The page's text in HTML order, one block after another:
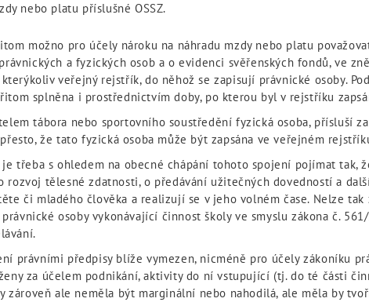
nebo platu příslušné OSSZ.
možno pro účely nároku na náhradu mzdy nebo platu
a fyzických osob a o evidenci svěřenských fondů, ve
veřejný rejstřík, do něhož se zapisují právnické osoby.
splněna i prostřednictvím doby, po kterou byl v rejstříku
tábora nebo sportovního soustředění fyzická osoba, přísluší
že tato fyzická osoba může být zapsána ve veřejném
třeba s ohledem na obecné chápání tohoto spojení pojímat tak,
rozvoj tělesné zdatnosti, o předávání užitečných dovedností a
či mladého člověka a realizují se v jeho volném čase. Nelze
osoby vykonávající činnost školy ve smyslu zákona č.
právními předpisy blíže vymezen, nicméně pro účely zákoníku
za účelem podnikání, aktivity do ní vstupující (tj. do té části
zároveň ale neměla být marginální nebo nahodilá, ale měla by